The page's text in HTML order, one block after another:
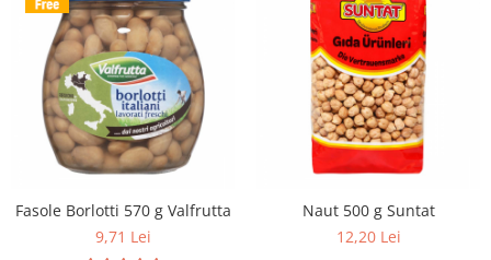
Fasole Borlotti 570 g Valfrutta
9,71 Lei
Naut 500 g Suntat
12,20 Lei